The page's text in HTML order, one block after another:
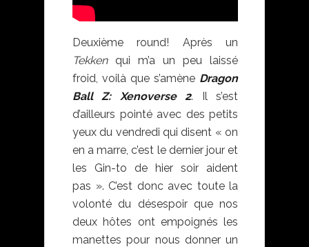
Deuxième round! Après un
Tekkenqui m’a un peu laissé
froid, voilà que s’amène Dragon
Ball Z: Xenoverse
2. Il s’est
d’ailleurs pointé avec des petits
yeux du vendredi qui disent « on
en a marre, c’est le dernier jour et
les Gin-to de hier soir aident
pas ». C’est donc avec toute la
volonté du désespoir que nos
deux hôtes ont empoignés les
manettes pour nous donner un